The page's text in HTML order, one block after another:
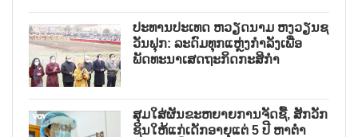
ປະທານປະເທດ ຫວຽດນາມ ຫງວຽນຊ
ວັນຟຸກ: ລະດົມທຸກແຫຼ່ງກຳລັງເພື່ອ
ພັດທະນາເສດຖະກິດກະສິກຳ
ສຸມໃສ່ຜັນຂະຫຍາຍການຈັດຊື້, ສັກວັກ
ຊິນໃຫ້ແກ່ເດັກອາຍຸແຕ່ 5 ປີ ຫາຕ່ຳ